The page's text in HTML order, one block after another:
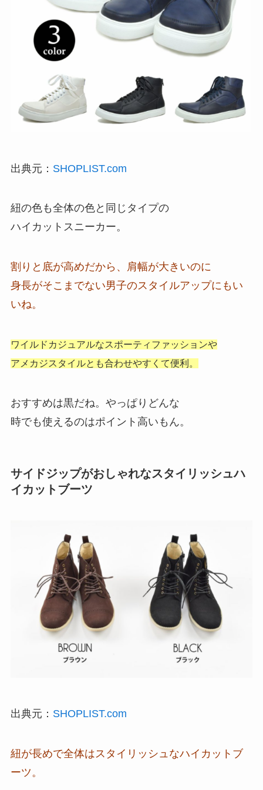
出典元： SHOPLIST.com
紐の色も全体の色と同じタイプの
ハイカットスニーカー。
割りと底が高めだから、肩幅が大きいのに
身長がそこまでない男子のスタイルアップにもい
いね。
ワイルドカジュアルなスポーティファッションや
アメカジスタイルとも合わせやすくて便利。
おすすめは黒だね。やっぱりどんな
時でも使えるのはポイント高いもん。
サイドジップがおしゃれなスタイリッシュハ
イカットブーツ
出典元： SHOPLIST.com
紐が長めで全体はスタイリッシュなハイカットブ
ーツ。